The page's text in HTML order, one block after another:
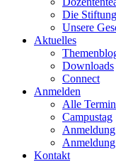
Die
Unsere
Aktuelles
Downloads
Connect
Anmelden
Alle
Campustag
Kontakt